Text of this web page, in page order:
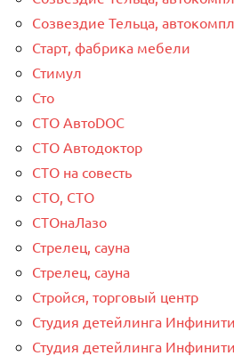
Созвездие Тельца,
Старт, фабрика мебели
Стимул
Сто
СТО АвтоDOC
СТО Автодоктор
СТО на совесть
СТО, СТО
СТОнаЛазо
Стрелец, сауна
Стрелец, сауна
Стройся, торговый центр
Студия детейлинга Инфинити
Студия детейлинга Инфинити